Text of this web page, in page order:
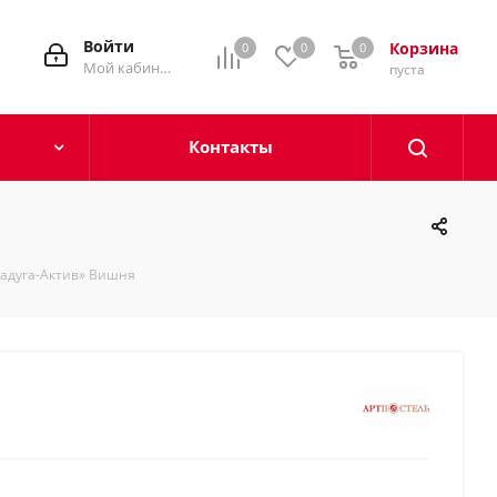
0 0 Корзина
0
пуста
0
Войти
Мой кабинет
Контакты
Актив» Вишня